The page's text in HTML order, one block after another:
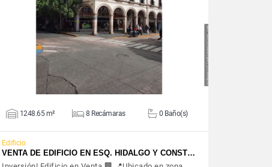
VER DETALLES
1248.65 m² 8 Recámaras 0 Baño(s)
Edificio
VENTA DE EDIFICIO EN ESQ. HIDALGO Y CONST…